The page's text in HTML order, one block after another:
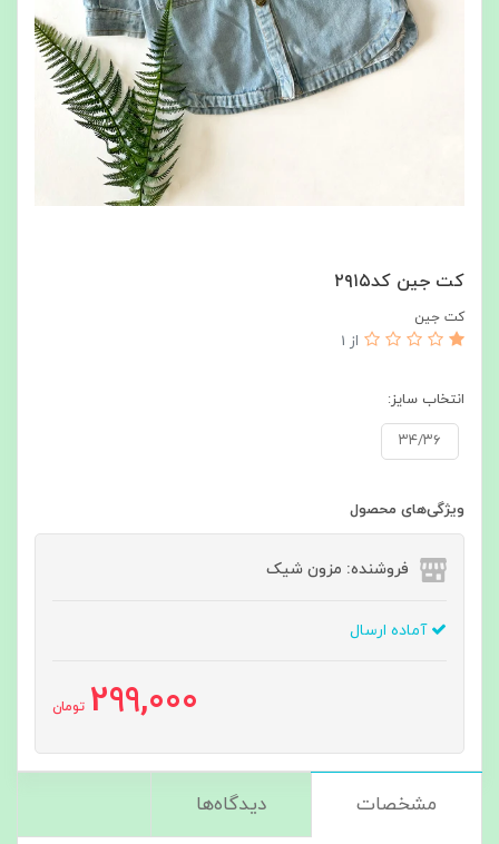
کت جین کد۲۹۱۵
کت جین
از 1
انتخاب سایز:
۳۴/۳۶
ویژگی‌های محصول
فروشنده: مزون شیک
آماده ارسال
299,000 تومان
مشخصات دیدگاه‌ها